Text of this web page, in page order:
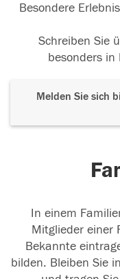
Besondere
Schreiben Sie
besonders in
Melden Sie sich
In einem
Mitglieder einer
Bekannte
bilden. Bleiben Sie